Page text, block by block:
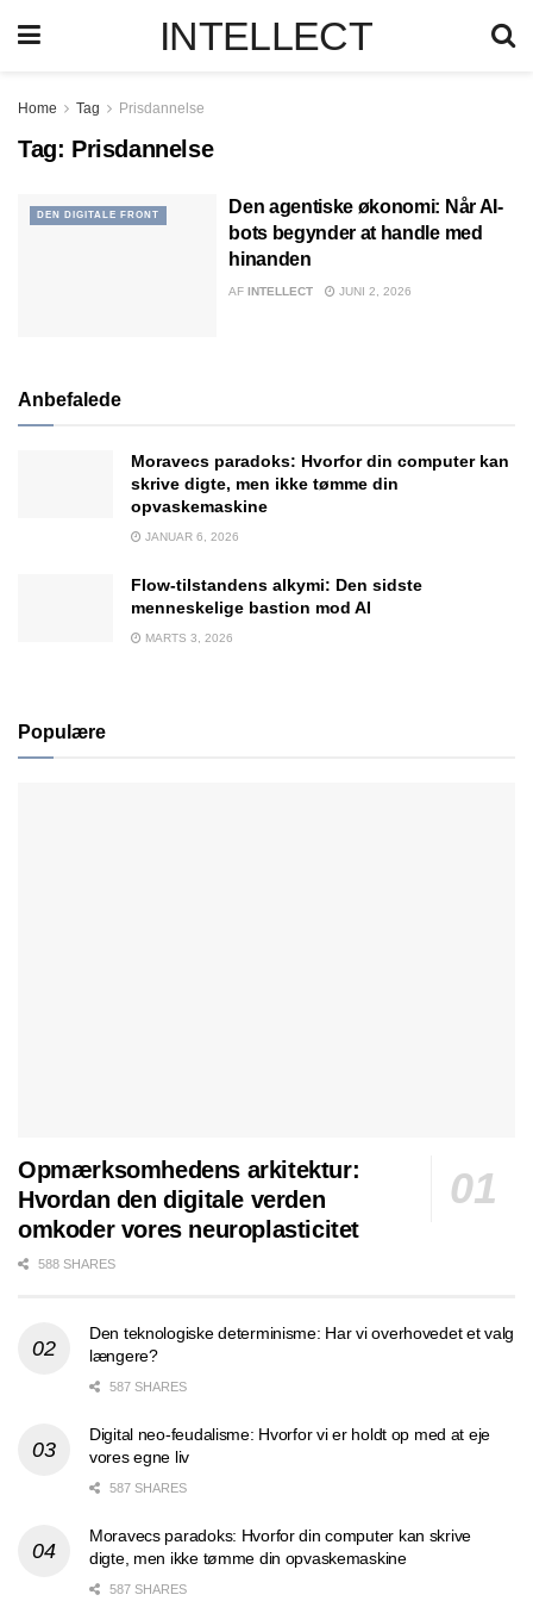
INTELLECT
Home Tag Prisdannelse
Tag: Prisdannelse
DEN DIGITALE FRONT
Den agentiske økonomi: Når AI-
bots begynder at handle med
hinanden
AF INTELLECT JUNI 2, 2026
Anbefalede
Moravecs paradoks: Hvorfor din computer kan
skrive digte, men ikke tømme din
opvaskemaskine
JANUAR 6, 2026
Flow-tilstandens alkymi: Den sidste
menneskelige bastion mod AI
MARTS 3, 2026
Populære
Opmærksomhedens arkitektur:
Hvordan den digitale verden
omkoder vores neuroplasticitet
588 SHARES
Den teknologiske determinisme: Har vi overhovedet et valg
længere?
587 SHARES
Digital neo-feudalisme: Hvorfor vi er holdt op med at eje
vores egne liv
587 SHARES
Moravecs paradoks: Hvorfor din computer kan skrive
digte, men ikke tømme din opvaskemaskine
587 SHARES